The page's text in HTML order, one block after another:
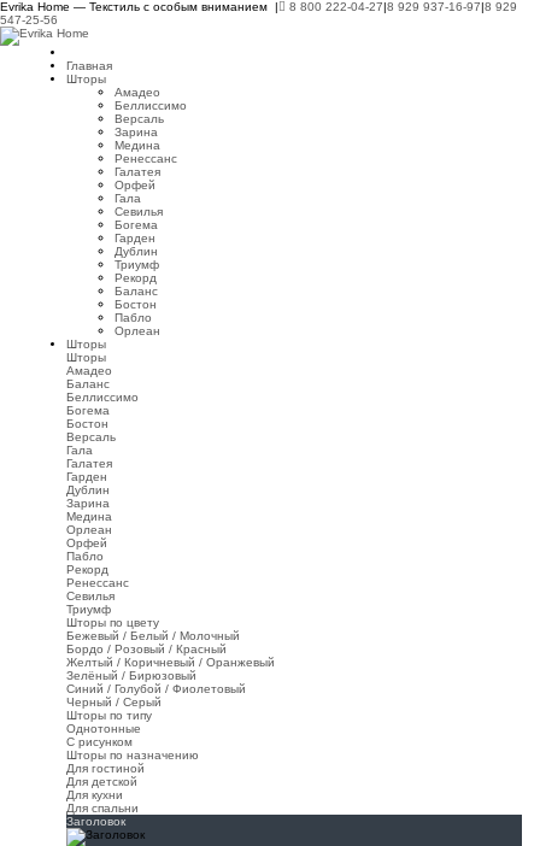
Evrika Home — Текстиль с особым вниманием | 8 800 222-04-27|8 929 937-16-97|8 929
547-25-56
Главная
Шторы
Амадео
Беллиссимо
Версаль
Зарина
Медина
Ренессанс
Галатея
Орфей
Гала
Севилья
Богема
Гарден
Дублин
Триумф
Рекорд
Баланс
Бостон
Пабло
Орлеан
Шторы
Шторы
Амадео
Баланс
Беллиссимо
Богема
Бостон
Версаль
Гала
Галатея
Гарден
Дублин
Зарина
Медина
Орлеан
Орфей
Пабло
Рекорд
Ренессанс
Севилья
Триумф
Шторы по цвету
Бежевый / Белый / Молочный
Бордо / Розовый / Красный
Желтый / Коричневый / Оранжевый
Зелёный / Бирюзовый
Синий / Голубой / Фиолетовый
Черный / Серый
Шторы по типу
Однотонные
С рисунком
Шторы по назначению
Для гостиной
Для детской
Для кухни
Для спальни
Заголовок